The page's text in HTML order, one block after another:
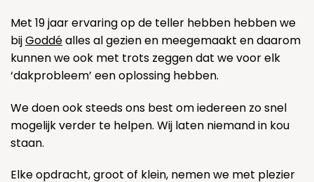
Met 19 jaar ervaring op de teller hebben hebben we
bijGoddéalles al gezien en meegemaakt en daarom
kunnen we ook met trots zeggen dat we voor elk
‘dakprobleem’ een oplossing hebben.
We doen ook steeds ons best om iedereen zo snel
mogelijk verder te helpen. Wij laten niemand in kou
staan.
Elke opdracht, groot of klein, nemen we met plezier